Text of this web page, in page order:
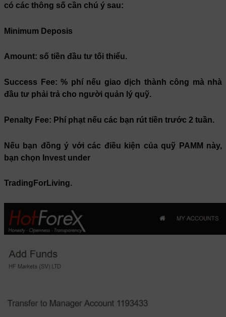
có các thông số cần chú ý sau:
Minimum Deposis
Amount: số tiền đầu tư tối thiểu.
Success Fee: % phí nếu giao dịch thành công mà nhà
đầu tư phải trả cho người quản lý quỹ.
Penalty Fee: Phí phạt nếu các bạn rút tiền trước 2 tuần.
Nếu bạn đồng ý với các điều kiện của quỹ PAMM này,
bạn chọn Invest under
TradingForLiving.